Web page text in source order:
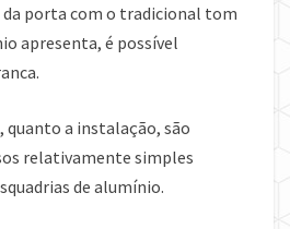
porta com o tradicional tom
apresenta, é possível
a instalação, são
relativamente simples
de alumínio.